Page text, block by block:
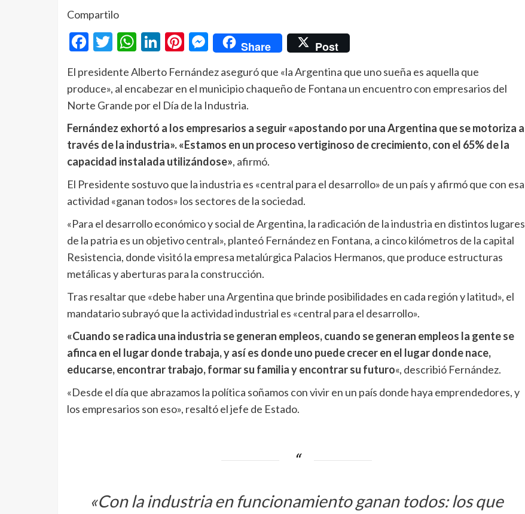
Compartilo
Facebook
Twitter
WhatsApp
LinkedIn
Pinterest
Messenger
Share Post
El presidente Alberto Fernández aseguró que «la Argentina que uno sueña es aquella que
produce», al encabezar en el municipio chaqueño de Fontana un encuentro con empresarios del
Norte Grande por el Día de la Industria.
Fernández exhortó a los empresarios a seguir «apostando por una Argentina que se motoriza a
través de la industria». «Estamos en un proceso vertiginoso de crecimiento, con el 65% de la
capacidad instalada utilizándose», afirmó.
El Presidente sostuvo que la industria es «central para el desarrollo» de un país y afirmó que con esa
actividad «ganan todos» los sectores de la sociedad.
«Para el desarrollo económico y social de Argentina, la radicación de la industria en distintos lugares
de la patria es un objetivo central», planteó Fernández en Fontana, a cinco kilómetros de la capital
Resistencia, donde visitó la empresa metalúrgica Palacios Hermanos, que produce estructuras
metálicas y aberturas para la construcción.
Tras resaltar que «debe haber una Argentina que brinde posibilidades en cada región y latitud», el
mandatario subrayó que la actividad industrial es «central para el desarrollo».
«Cuando se radica una industria se generan empleos, cuando se generan empleos la gente se
afinca en el lugar donde trabaja, y así es donde uno puede crecer en el lugar donde nace,
educarse, encontrar trabajo, formar su familia y encontrar su futuro«, describió Fernández.
«Desde el día que abrazamos la política soñamos con vivir en un país donde haya emprendedores, y
los empresarios son eso», resaltó el jefe de Estado.
«Con la industria en funcionamiento ganan todos: los que